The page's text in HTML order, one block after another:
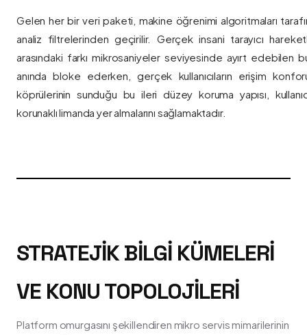
Gelen her bir veri paketi, makine öğrenimi algoritmaları
analiz filtrelerinden geçirilir. Gerçek insani tarayıcı
arasındaki farkı mikrosaniyeler seviyesinde ayırt edebilen
anında bloke ederken, gerçek kullanıcıların erişim
köprülerinin sunduğu bu ileri düzey koruma yapısı,
korunaklı limanda yer almalarını sağlamaktadır.
STRATEJIK BILGI KÜMELERI
VE KONU TOPOLOJILERI
Platform omurgasını şekillendiren mikro servis mimarilerinin